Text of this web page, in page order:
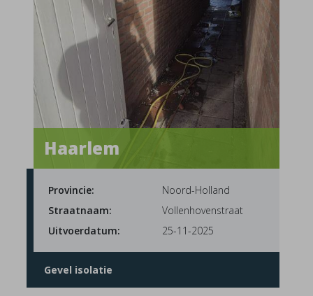
Haarlem
Provincie:
Noord-Holland
Straatnaam:
Vollenhovenstraat
Uitvoerdatum:
25-11-2025
Gevel isolatie